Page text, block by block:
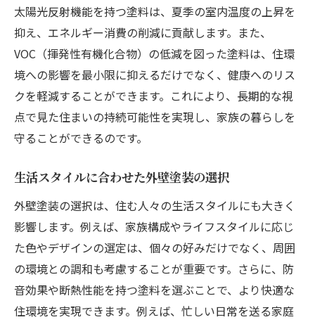
太陽光反射機能を持つ塗料は、夏季の室内温度の上昇を
抑え、エネルギー消費の削減に貢献します。また、
VOC（揮発性有機化合物）の低減を図った塗料は、住環
境への影響を最小限に抑えるだけでなく、健康へのリス
クを軽減することができます。これにより、長期的な視
点で見た住まいの持続可能性を実現し、家族の暮らしを
守ることができるのです。
生活スタイルに合わせた外壁塗装の選択
外壁塗装の選択は、住む人々の生活スタイルにも大きく
影響します。例えば、家族構成やライフスタイルに応じ
た色やデザインの選定は、個々の好みだけでなく、周囲
の環境との調和も考慮することが重要です。さらに、防
音効果や断熱性能を持つ塗料を選ぶことで、より快適な
住環境を実現できます。例えば、忙しい日常を送る家庭